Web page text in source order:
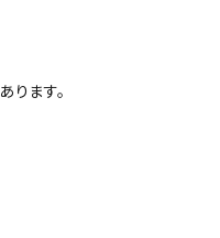
ります。